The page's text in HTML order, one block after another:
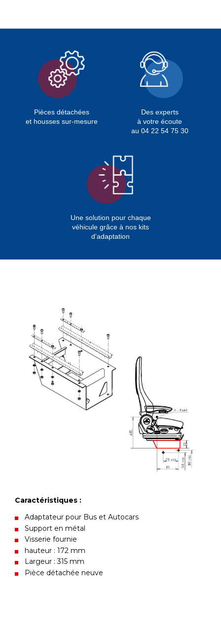
Pièces détachées
et housses sur-mesure
Des experts
à votre écoute
au 04 22 54 75 30
Une solution pour chaque
véhicule grâce à nos kits
d'adaptation
Caractéristiques :
Adaptateur pour Bus et Autocars
Support en métal
Visserie fournie
hauteur : 172 mm
Largeur : 315 mm
Pièce détachée neuve